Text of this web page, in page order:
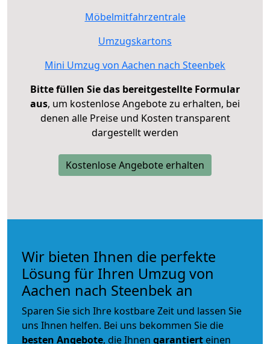
Möbelmitfahrzentrale
Umzugskartons
Mini Umzug von Aachen nach Steenbek
Bitte füllen Sie das bereitgestellte Formular
aus, um kostenlose Angebote zu erhalten, bei
denen alle Preise und Kosten transparent
dargestellt werden
Kostenlose Angebote erhalten
Wir bieten Ihnen die perfekte
Lösung für Ihren Umzug von
Aachen nach Steenbek an
Sparen Sie sich Ihre kostbare Zeit und lassen Sie
uns Ihnen helfen. Bei uns bekommen Sie die
besten Angebote, die Ihnen garantiert einen